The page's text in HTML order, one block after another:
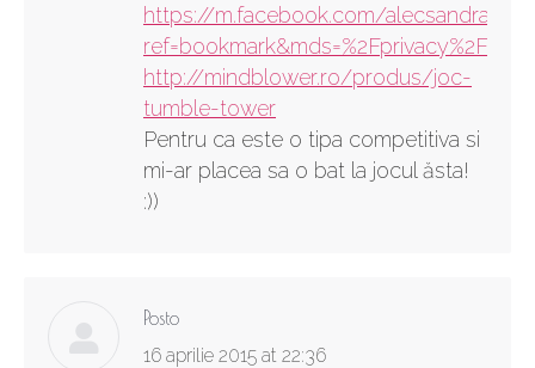
https://m.facebook.com/
http://mindblower.ro/produs/joc-
tumble-tower
Pentru ca este o tipa competitiva si
mi-ar placea sa o bat la jocul ăsta!
:))
Posto
says:
16 aprilie 2015 at 22:36